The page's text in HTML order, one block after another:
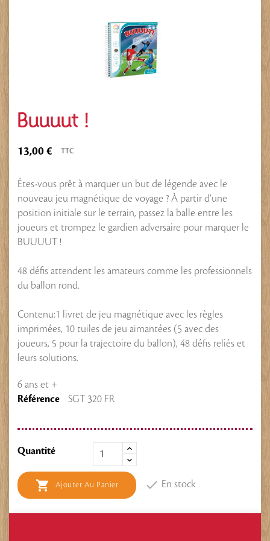
Buuuut !
13,00 € TTC
Êtes-vous prêt à marquer un but de légende avec le
nouveau jeu magnétique de voyage ? À partir d’une
position initiale sur le terrain, passez la balle entre les
joueurs et trompez le gardien adversaire pour marquer le
BUUUUT !
48 défis attendent les amateurs comme les professionnels
du ballon rond.
Contenu:1 livret de jeu magnétique avec les règles
imprimées, 10 tuiles de jeu aimantées (5 avec des
joueurs, 5 pour la trajectoire du ballon), 48 défis reliés et
leurs solutions.
6 ans et +
Référence
SGT 320 FR
Quantité
 Ajouter Au Panier  En stock